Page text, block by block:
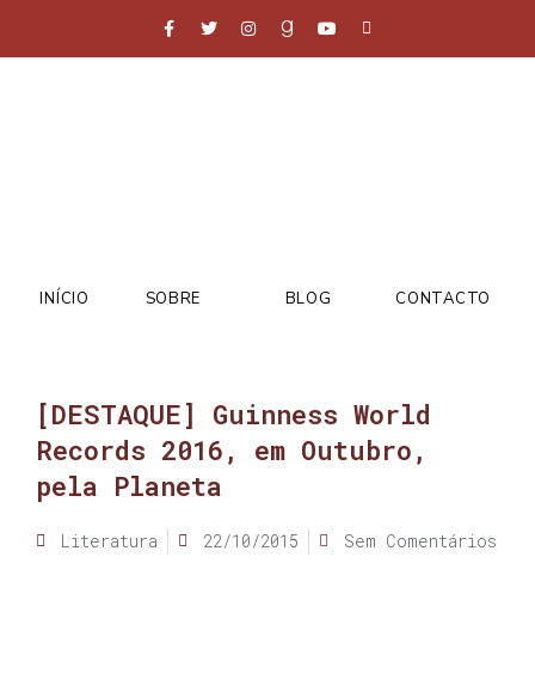
INÍCIO SOBRE BLOG CONTACTO
[DESTAQUE] Guinness World
Records 2016, em Outubro,
pela Planeta
Literatura 22/10/2015 Sem Comentários